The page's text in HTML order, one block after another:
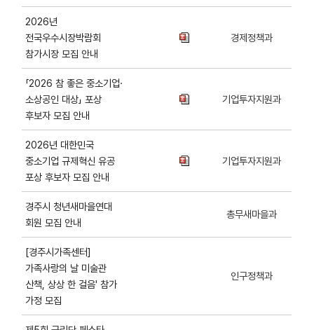
2026년
전국우수시장박람회
참가시장 모집 안내
경제정책과
「2026 참 좋은 중소기업·
소상공인 대상」 포상
후보자 모집 안내
기업투자지원과
2026년 대한민국
중소기업 규제혁신 유공
포상 후보자 모집 안내
기업투자지원과
경주시 청년새마을연대
회원 모집 안내
총무새마을과
[경주시가족센터]
가족사랑의 날 미술관
산책, 상상 한 걸음' 참가
가정 모집
인구정책과